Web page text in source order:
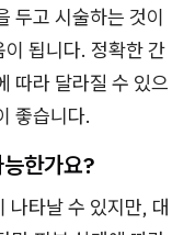
두고 시술하는 것이
됩니다. 정확한 간
따라 달라질 수 있으
좋습니다.
한가요?
나타날 수 있지만, 대